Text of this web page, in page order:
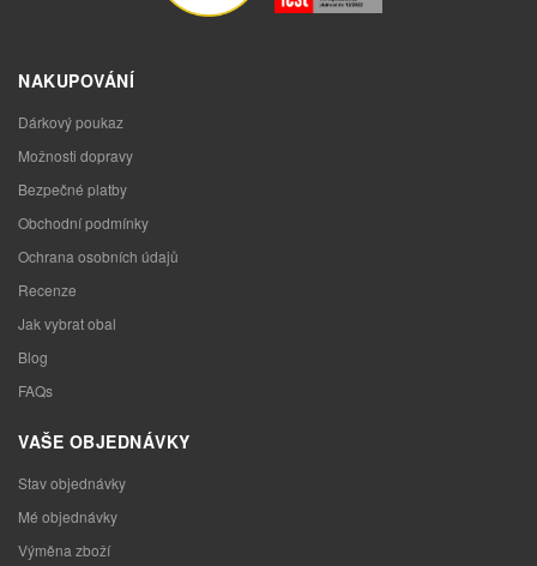
NAKUPOVÁNÍ
Dárkový poukaz
Možnosti dopravy
Bezpečné platby
Obchodní podmínky
Ochrana osobních údajů
Recenze
Jak vybrat obal
Blog
FAQs
VAŠE OBJEDNÁVKY
Stav objednávky
Mé objednávky
Výměna zboží